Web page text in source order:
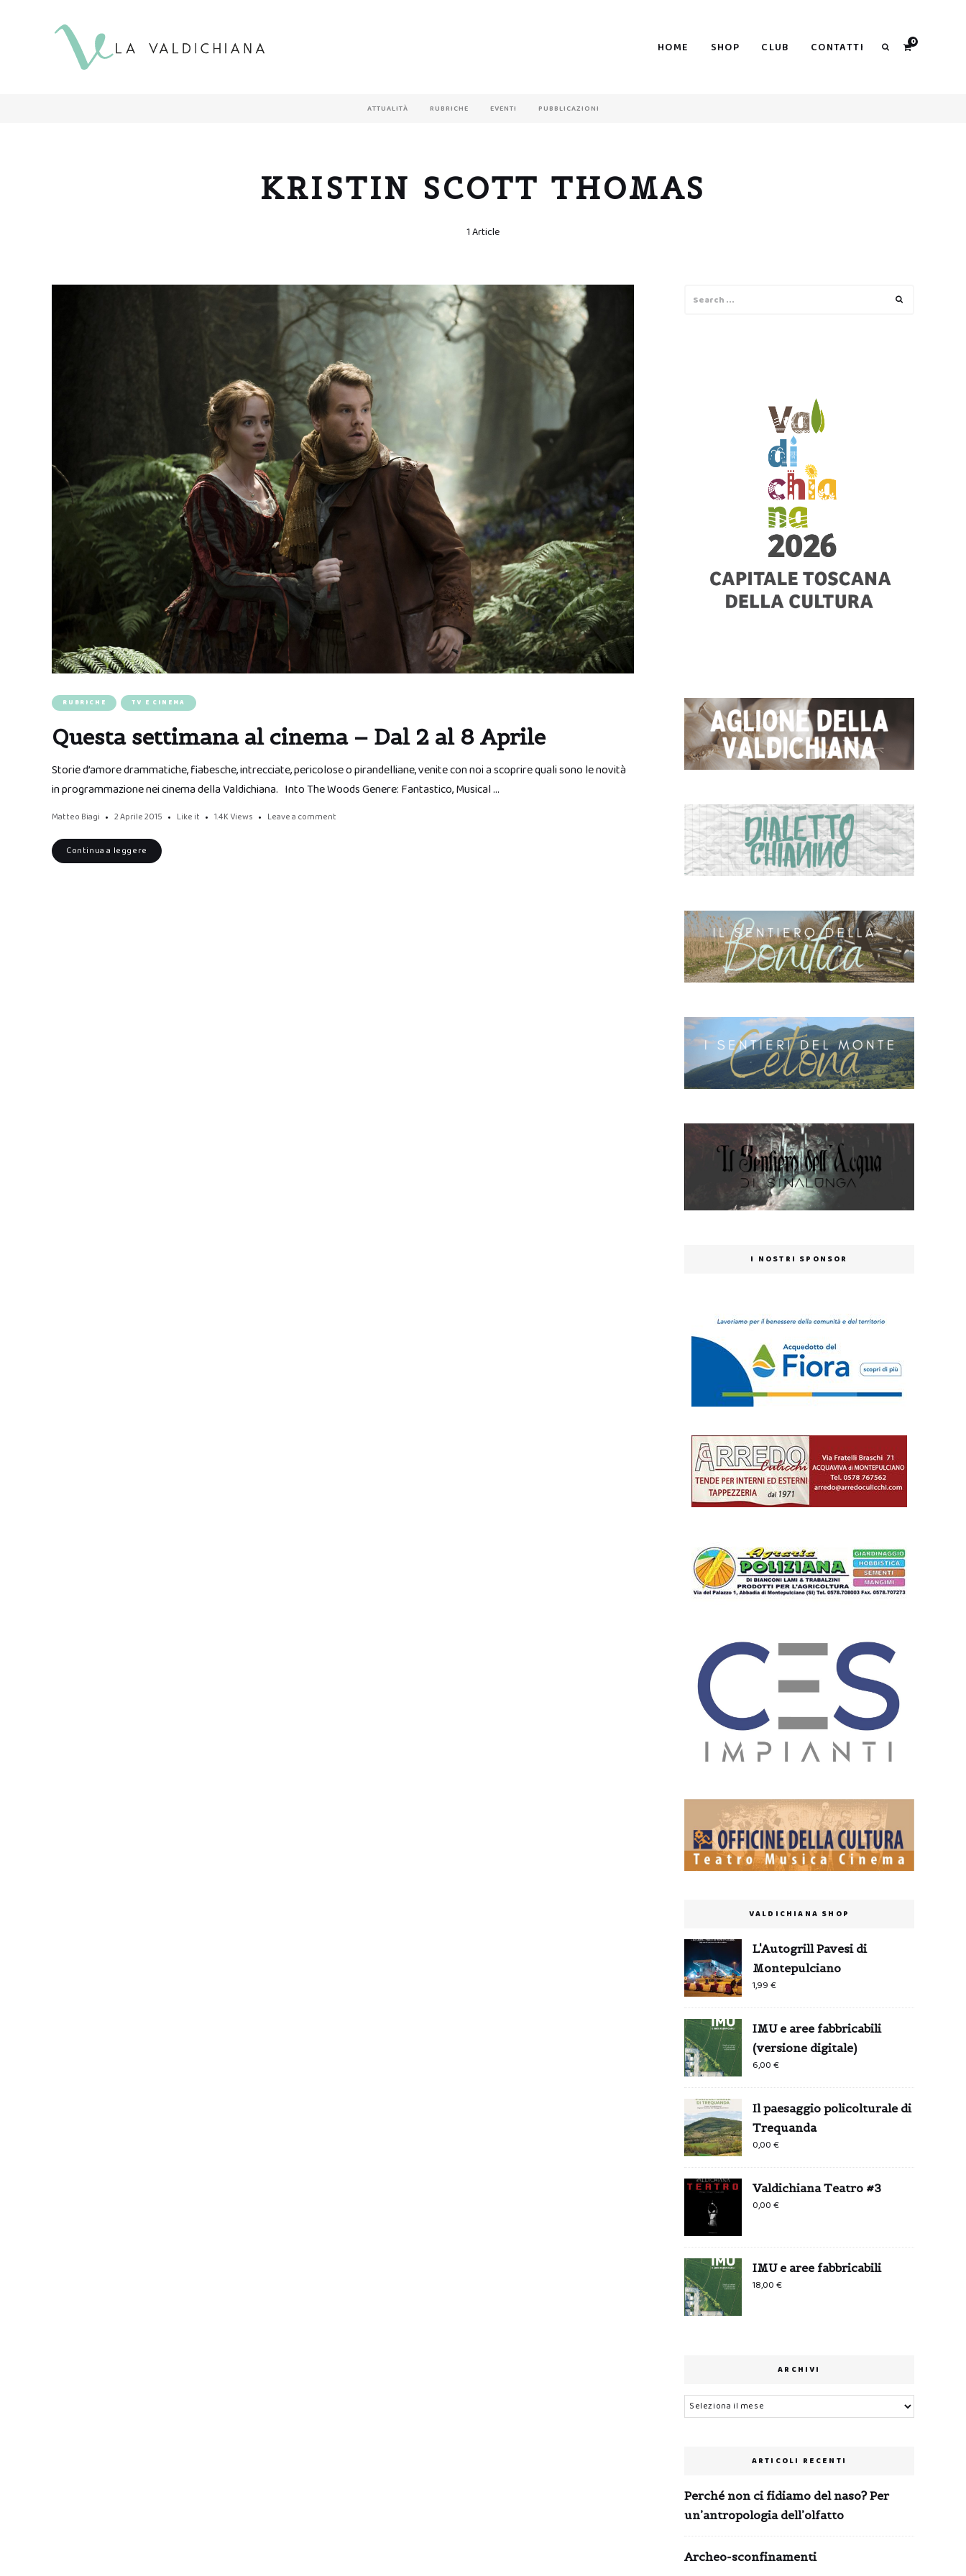
HOME SHOP CLUB CONTATTI 0
ATTUALITÀ RUBRICHE EVENTI PUBBLICAZIONI
KRISTIN SCOTT THOMAS
1 Article
RUBRICHE TV E CINEMA
Questa settimana al cinema – Dal 2 al 8 Aprile
Storie d’amore drammatiche, fiabesche, intrecciate, pericolose o pirandelliane, venite con noi a scoprire quali sono le novità
in programmazione nei cinema della Valdichiana. Into The Woods Genere: Fantastico, Musical …
Matteo Biagi 2 Aprile 2015 Like it 1.4K Views Leave a comment
Continua a leggere
for:
I NOSTRI SPONSOR
VALDICHIANA SHOP
L'Autogrill Pavesi di
Montepulciano
1,99€
IMU e aree fabbricabili
(versione digitale)
6,00€
Il paesaggio policolturale di
Trequanda
0,00€
Valdichiana Teatro #3
0,00€
IMU e aree fabbricabili
18,00€
ARCHIVI
Archivi
ARTICOLI RECENTI
Perché non ci fidiamo del naso? Per
un’antropologia dell’olfatto
Archeo-sconfinamenti